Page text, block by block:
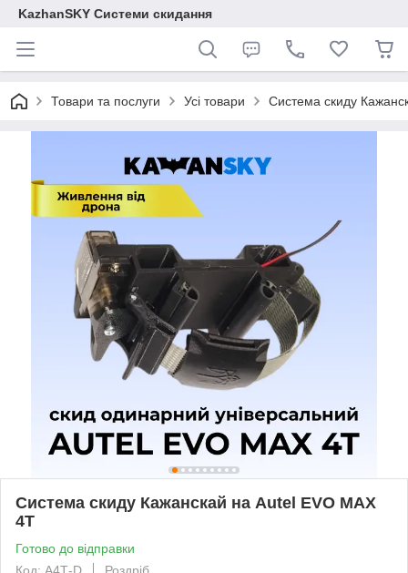
KazhanSKY Системи скидання
Товари та послуги Усі товари Система скиду
Система скиду Кажанскай на Autel EVO MAX
4T
Готово до відправки
Код: А4Т-D
Роздріб